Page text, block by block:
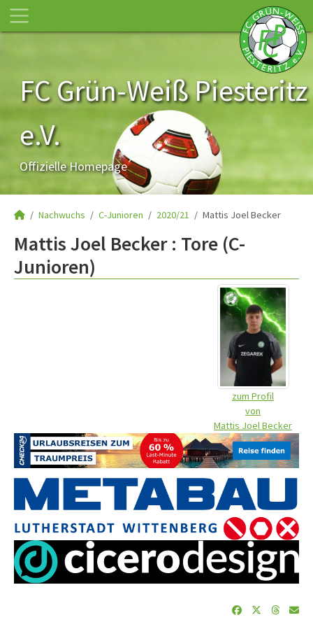
FC Grün-Weiß Piesteritz
e.V.
Offizielle Homepage
Nachwuchs C-Junioren 2020/21 Mattis Joel Becker
Mattis Joel Becker : Tore (C-
Junioren)
zum Profil
von
Mattis Joel Becker